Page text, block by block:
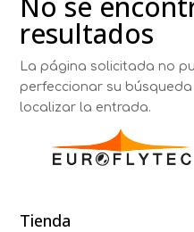
resultados
La página solicitada no
perfeccionar su
localizar la entrada.
Tienda